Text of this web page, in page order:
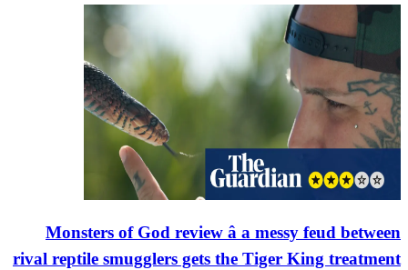
Monsters of God review â a messy feud between
rival reptile smugglers gets the Tiger King treatment